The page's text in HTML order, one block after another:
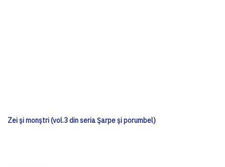
Zei și monștri (vol.3 din seria Șarpe și porumbel)